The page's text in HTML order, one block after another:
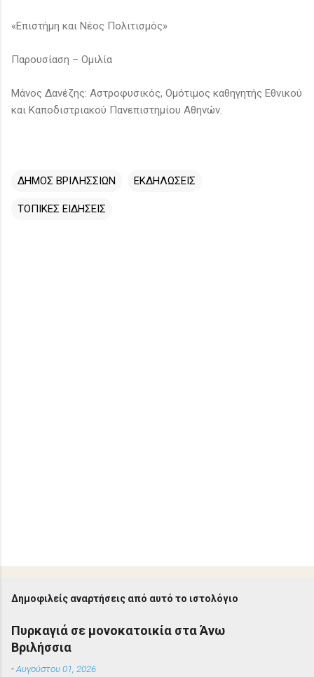
«Επιστήμη και Νέος Πολιτισμός»
Παρουσίαση – Ομιλία
Μάνος Δανέζης: Αστροφυσικός, Ομότιμος καθηγητής Εθνικού
και Καποδιστριακού Πανεπιστημίου Αθηνών.
ΔΗΜΟΣ ΒΡΙΛΗΣΣΙΩΝ ΕΚΔΗΛΩΣΕΙΣ
ΤΟΠΙΚΕΣ ΕΙΔΗΣΕΙΣ
Δημοφιλείς αναρτήσεις από αυτό το ιστολόγιο
Πυρκαγιά σε μονοκατοικία στα Άνω
Βριλήσσια
-Αυγούστου 01, 2026